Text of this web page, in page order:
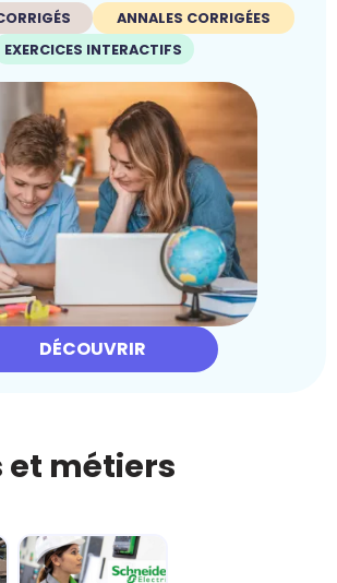
ANNALES CORRIGÉES
EXERCICES INTERACTIFS
DÉCOUVRIR
et métiers